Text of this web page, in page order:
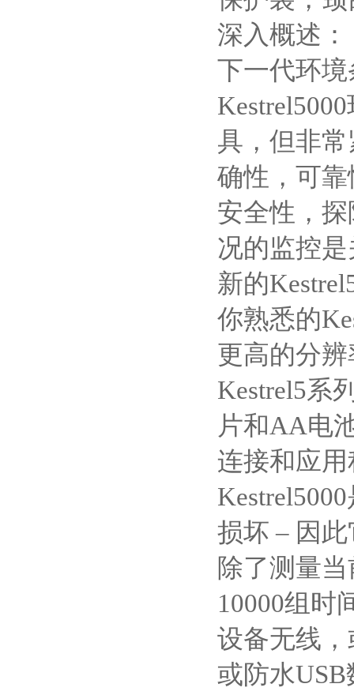
深入概述：
下一代环
Kestrel5000
具，但非
确性，可
安全性，
况的监控
新的
你熟悉的
更高的分
Kestrel5系
片和AA电
连接和应
Kestrel5000
损坏 – 因
除了测量
10000组时
设备无线，
或防水USB